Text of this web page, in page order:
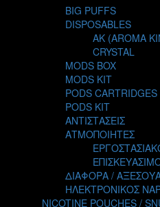
NUBO
OMERTA
OPMH
S-ELF JUICE
SADBOY
SCANDAL
SECRET
STEAM CITY
STEAM TRAIN
STEAMPUNK
TALES
TATTOO
THE
THE
BIG PUFFS
DISPOSABLES
AK (AROMA
CRYSTAL
MODS BOX
MODS KIT
PODS CARTRIDGES
PODS KIT
ΑΝΤΙΣΤΑΣΕΙΣ
ΑΤΜΟΠΟΙΗΤΕΣ
ΔΙΑΦΟΡΑ /
ΗΛΕΚΤΡΟΝΙΚΟΣ
NICOTINE POUCHES /